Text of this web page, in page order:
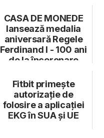
CASA DE MONEDE
lansează medalia
aniversară Regele
Ferdinand I - 100 ani
de la încoronare
Fitbit primește
autorizație de
folosire a aplicației
EKG în SUA și UE